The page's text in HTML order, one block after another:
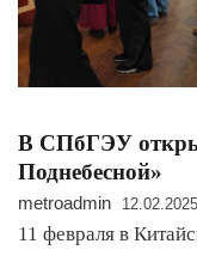
В СПбГЭУ
Поднебесной»
metroadmin
11 февраля в